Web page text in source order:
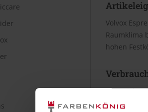
Volvox
Raumklima
hohen
Die
Bei diesen